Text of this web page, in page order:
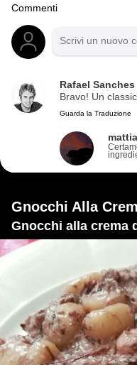
Commenti
Rafael Sanches
Bravo! Un
Guarda la Traduzione
Gnocchi Alla
Gnocchi alla crema